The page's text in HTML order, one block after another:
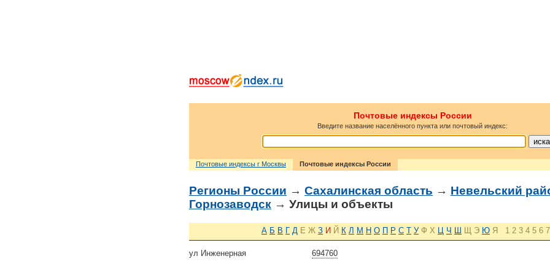
Почтовые индексы России
Введите название населённого пункта или почтовый индекс:
Почтовые индексы г Москвы Почтовые индексы России
Регионы России → Сахалинская область → Невельский
Горнозаводск → Улицы и объекты
А Б В Г Д Е Ж З И Й К Л М Н О П Р С Т У Ф Х Ц Ч Ш Щ Э Ю Я 1 2 3 4 5 6 7
694760
ул Инженерная